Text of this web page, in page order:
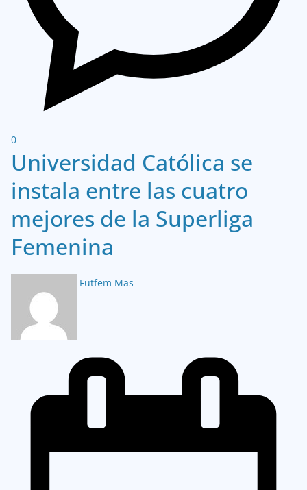
0
Universidad Católica se
instala entre las cuatro
mejores de la Superliga
Femenina
Futfem Mas